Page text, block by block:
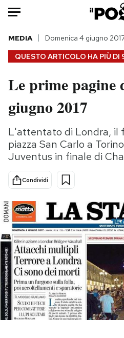
HOME
Italia
Politica
Tecnologia
Internet
Scienza
Cultura
Economia
Sport
PODCAST
NEWSLETTER
I MIEI PREFERITI
QUESTO ARTICOLO HA PIÙ DI
MEDIA Domenica 4 giugno
Le prime pagine
giugno 2017
L'attentato di Londra, il
piazza San Carlo a
Juventus in finale di
Condividi